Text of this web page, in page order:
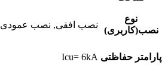
نوع
نصب(کاربری)
نصب افقی, نصب عمودی
پارامتر حفاظتی Icu= 6kA